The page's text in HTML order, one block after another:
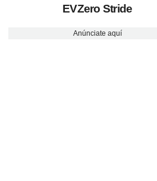
EVZero Stride
Anúnciate aquí